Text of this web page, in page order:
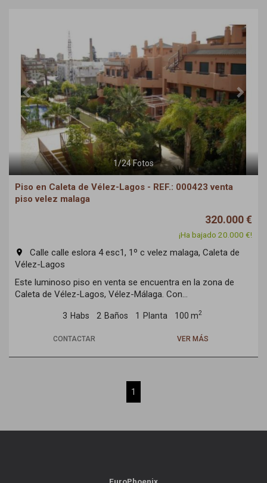
1/24Fotos
Piso en Caleta de Vélez-Lagos - REF.: 000423 venta
piso velez malaga
320.000 €
¡Ha bajado 20.000 €!
room
Calle calle eslora 4 esc1, 1º c velez malaga, Caleta de
Vélez-Lagos
Este luminoso piso en venta se encuentra en la zona de
Caleta de Vélez-Lagos, Vélez-Málaga. Con...
3 Habs 2 Baños 1 Planta 100 m2
CONTACTAR VER MÁS
1
EuroPhoenix